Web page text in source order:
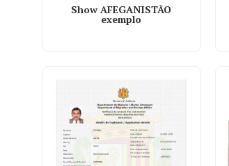
Show AFEGANISTÃO
exemplo